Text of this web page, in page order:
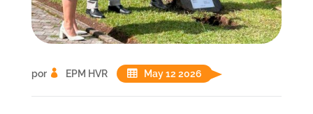
por EPM HVR May 12 2026